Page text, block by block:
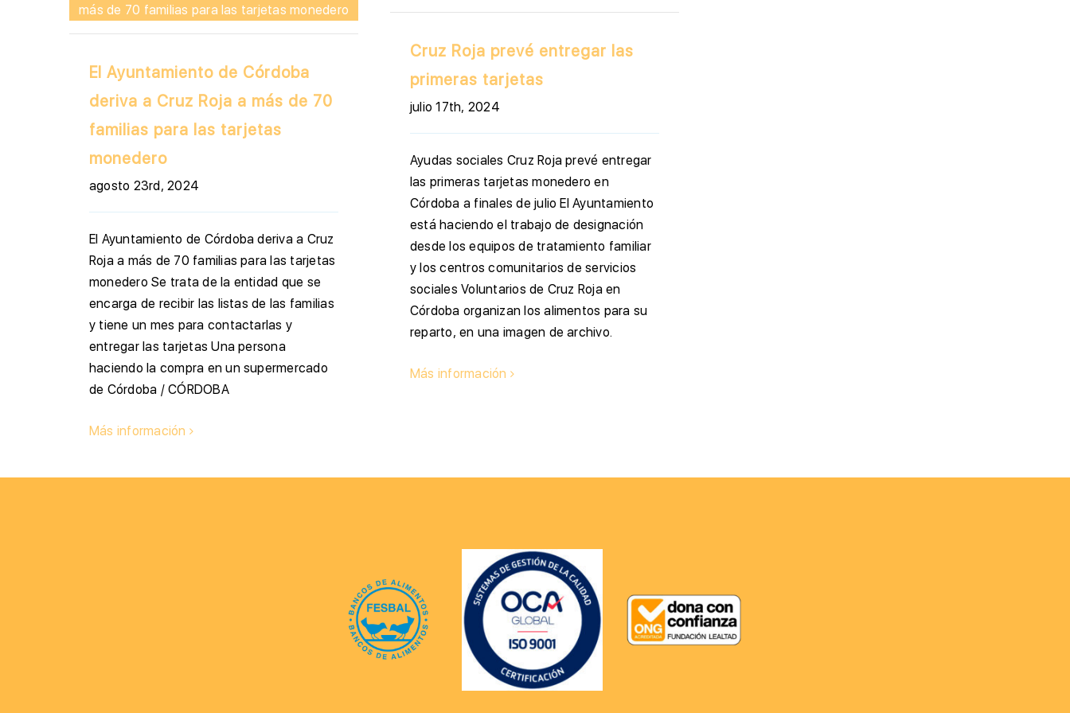
más de 70 familias para las tarjetas monedero
El Ayuntamiento de Córdoba
deriva a Cruz Roja a más de 70
familias para las tarjetas
monedero
agosto 23rd, 2024
El Ayuntamiento de Córdoba deriva a Cruz
Roja a más de 70 familias para las tarjetas
monedero Se trata de la entidad que se
encarga de recibir las listas de las familias
y tiene un mes para contactarlas y
entregar las tarjetas Una persona
haciendo la compra en un supermercado
de Córdoba / CÓRDOBA
Más información
Cruz Roja prevé entregar las
primeras tarjetas
julio 17th, 2024
Ayudas sociales Cruz Roja prevé entregar
las primeras tarjetas monedero en
Córdoba a finales de julio El Ayuntamiento
está haciendo el trabajo de designación
desde los equipos de tratamiento familiar
y los centros comunitarios de servicios
sociales Voluntarios de Cruz Roja en
Córdoba organizan los alimentos para su
reparto, en una imagen de archivo.
Más información